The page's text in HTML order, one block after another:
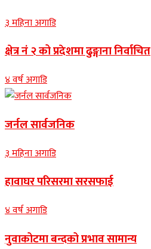
३ महिना अगाडि
क्षेत्र नं २ को प्रदेशमा ढुङ्गाना निर्वाचित
४ वर्ष अगाडि
जर्नल सार्वजनिक
३ महिना अगाडि
हावाघर परिसरमा सरसफाई
४ वर्ष अगाडि
नुवाकोटमा बन्दको प्रभाव सामान्य